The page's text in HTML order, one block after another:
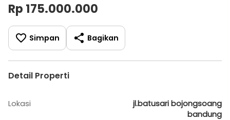
Rp 175.000.000
Simpan Bagikan
Detail Properti
Lokasi
jl.batusari bojongsoang
bandung